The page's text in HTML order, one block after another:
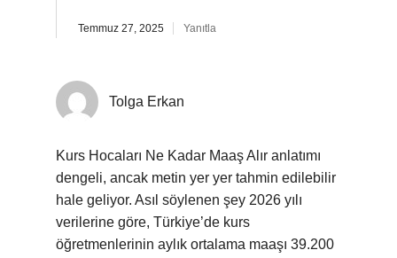
Temmuz 27, 2025 Yanıtla
Tolga Erkan
Kurs Hocaları Ne Kadar Maaş Alır anlatımı
dengeli, ancak metin yer yer tahmin edilebilir
hale geliyor. Asıl söylenen şey 2026 yılı
verilerine göre, Türkiye’de kurs
öğretmenlerinin aylık ortalama maaşı 39.200